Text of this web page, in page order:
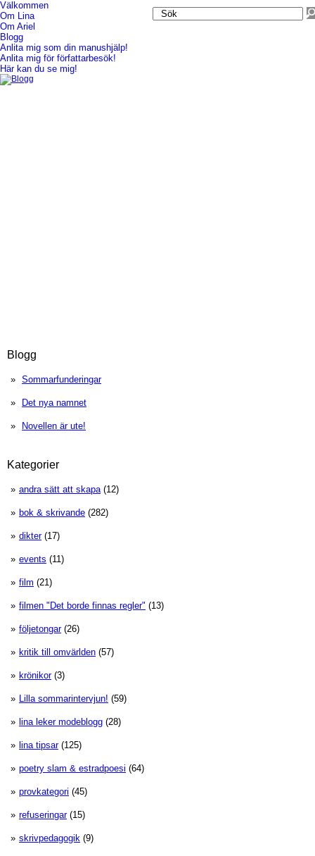
Välkommen
Om Lina
Om Ariel
Blogg
Anlita mig som din manushjälp!
Anlita mig för författarbesök!
Här kan du se mig!
Blogg
Sommarfunderingar
Det nya namnet
Novellen är ute!
Kategorier
andra sätt att skapa(12)
bok & skrivande (282)
dikter(17)
events (11)
film (21)
filmen "Det borde finnas regler" (13)
följetongar(26)
kritik till omvärlden (57)
krönikor(3)
Lilla sommarintervjun! (59)
lina leker modeblogg (28)
lina tipsar(125)
poetry slam & estradpoesi (64)
provkategori (45)
refuseringar(15)
skrivpedagogik (9)